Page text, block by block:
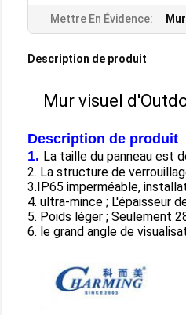
Mettre En Évidence:
Description de produit
Mur visuel
Description de produit
1. La taille du panneau est
2. La structure de
3.IP65 imperméable,
4. ultra-mince ; L'épaisseur
5. Poids léger ; Seulement
6. le grand angle de